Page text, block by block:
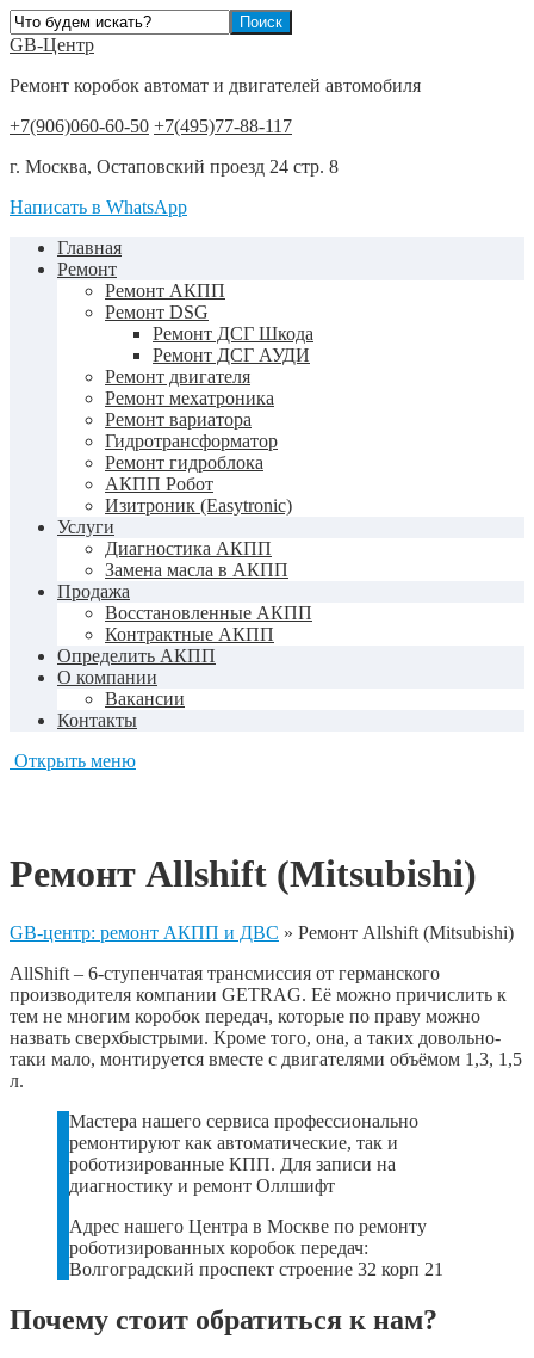
GB-Центр
Ремонт коробок автомат и двигателей автомобиля
+7(906)060-60-50 +7(495)77-88-117
г. Москва, Остаповский проезд 24 стр. 8
Написать в WhatsApp
Главная
Ремонт
Ремонт АКПП
Ремонт DSG
Ремонт ДСГ Шкода
Ремонт ДСГ АУДИ
Ремонт двигателя
Ремонт мехатроника
Ремонт вариатора
Гидротрансформатор
Ремонт гидроблока
АКПП Робот
Изитроник (Easytronic)
Услуги
Диагностика АКПП
Замена масла в АКПП
Продажа
Восстановленные АКПП
Контрактные АКПП
Определить АКПП
О компании
Вакансии
Контакты
Открыть меню
Ремонт Allshift (Mitsubishi)
GB-центр: ремонт АКПП и ДВС » Ремонт Allshift (Mitsubishi)
AllShift – 6-ступенчатая трансмиссия от германского
производителя компании GETRAG. Её можно причислить к
тем не многим коробок передач, которые по праву можно
назвать сверхбыстрыми. Кроме того, она, а таких довольно-
таки мало, монтируется вместе с двигателями объёмом 1,3, 1,5
л.
Мастера нашего сервиса профессионально
ремонтируют как автоматические, так и
роботизированные КПП. Для записи на
диагностику и ремонт Оллшифт
Адрес нашего Центра в Москве по ремонту
роботизированных коробок передач:
Волгоградский проспект строение 32 корп 21
Почему стоит обратиться к нам?